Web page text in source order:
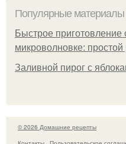
Популярные материалы
Быстрое приготовление
микроволновке: простой
Заливной пирог с
© 2026 Домашние рецепты